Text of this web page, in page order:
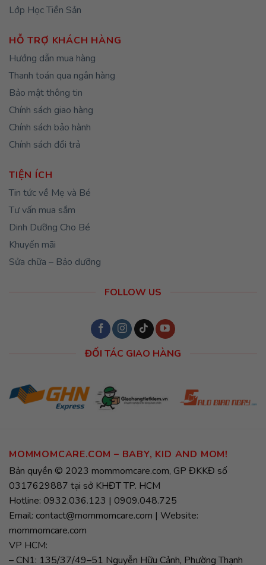
Lớp Học Tiền Sản
HỖ TRỢ KHÁCH HÀNG
Hướng dẫn mua hàng
Thanh toán qua ngân hàng
Bảo mật thông tin
Chính sách giao hàng
Chính sách bảo hành
Chính sách đổi trả
TIỆN ÍCH
Tin tức về Mẹ và Bé
Tư vấn mua sắm
Dinh Dưỡng Cho Bé
Khuyến mãi
Sửa chữa – Bảo dưỡng
FOLLOW US
ĐỐI TÁC GIAO HÀNG
MOMMOMCARE.COM – BABY, KID AND MOM!
Bản quyền © 2023 mommomcare.com, GP ĐKKĐ số
0317629887 tại sở KHĐT TP. HCM
Hotline: 0932.036.123 | 0909.048.725
Email: contact@mommomcare.com | Website:
mommomcare.com
VP HCM:
– CN1: 135/37/49–51 Nguyễn Hữu Cảnh, Phường Thạnh